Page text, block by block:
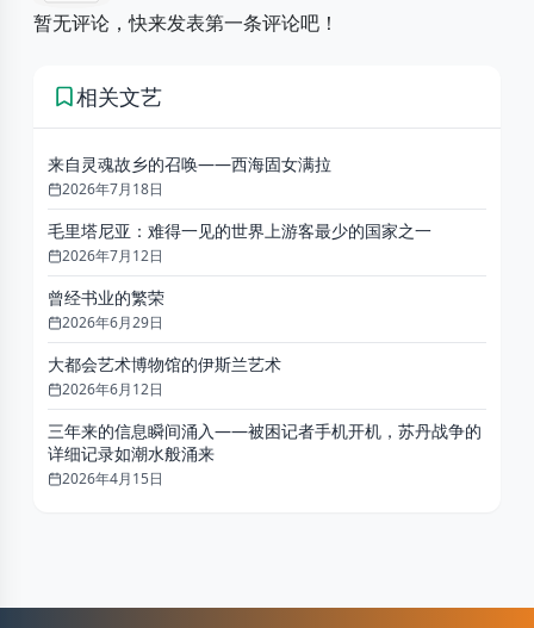
暂无评论，快来发表第一条评论吧！
相关文艺
来自灵魂故乡的召唤——西海固女满拉
2026年7月18日
毛里塔尼亚：难得一见的世界上游客最少的国家之一
2026年7月12日
曾经书业的繁荣
2026年6月29日
大都会艺术博物馆的伊斯兰艺术
2026年6月12日
三年来的信息瞬间涌入——被困记者手机开机，苏丹战争的
详细记录如潮水般涌来
2026年4月15日